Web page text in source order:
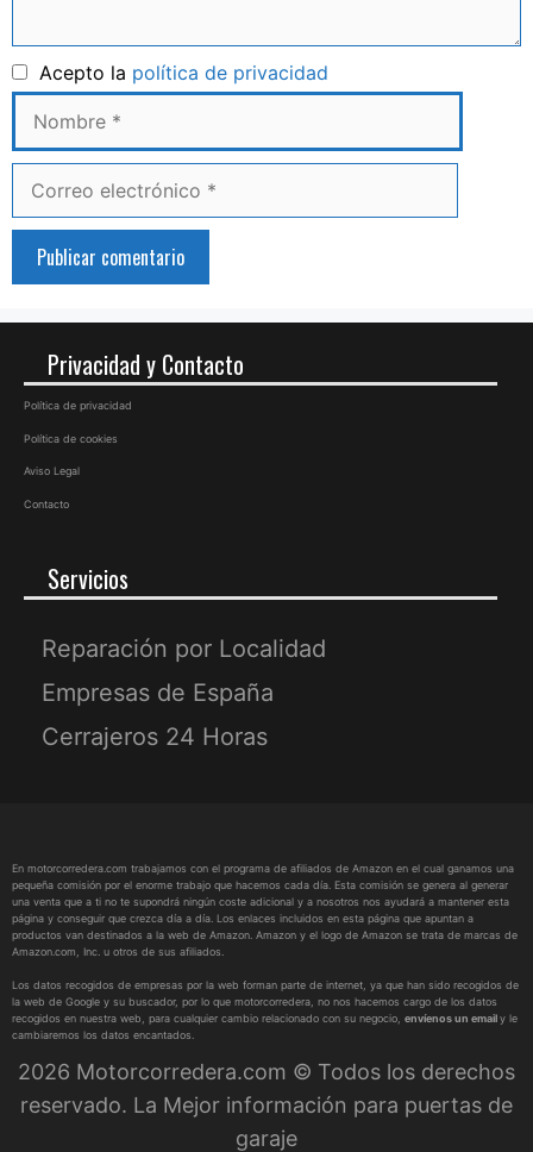
Acepto la política de privacidad
Privacidad y Contacto
Política de privacidad
Política de cookies
Aviso Legal
Contacto
Servicios
Reparación por Localidad
Empresas de España
Cerrajeros 24 Horas
En motorcorredera.com trabajamos con el programa de afiliados de Amazon en el cual ganamos una
pequeña comisión por el enorme trabajo que hacemos cada día. Esta comisión se genera al generar
una venta que a ti no te supondrá ningún coste adicional y a nosotros nos ayudará a mantener esta
página y conseguir que crezca día a día. Los enlaces incluidos en esta página que apuntan a
productos van destinados a la web de Amazon. Amazon y el logo de Amazon se trata de marcas de
Amazon.com, Inc. u otros de sus afiliados.
Los datos recogidos de empresas por la web forman parte de internet, ya que han sido recogidos de
la web de Google y su buscador, por lo que motorcorredera, no nos hacemos cargo de los datos
recogidos en nuestra web, para cualquier cambio relacionado con su negocio, envíenos un emaily le
cambiaremos los datos encantados.
2026 Motorcorredera.com © Todos los derechos
reservado. La Mejor información para puertas de
garaje